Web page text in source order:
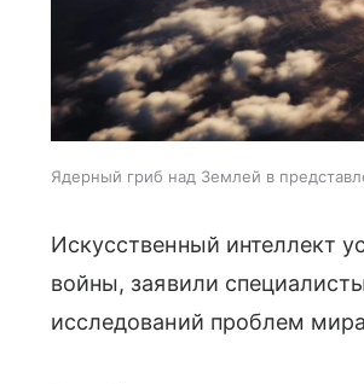
Ядерный гриб над Землей в
Искусственный интеллект
войны, заявили специалисты
исследований проблем